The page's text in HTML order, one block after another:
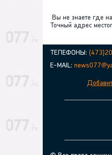
Вы не знаете где
Точный адрес
ТЕЛЕФОНЫ:
E-MAIL: